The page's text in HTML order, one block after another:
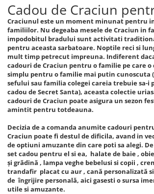
Cadou de Craciun
Craciunul este un moment minunat pentru
familiilor. Nu degeaba mesele de Craciun in
impodobitul bradului sunt activitati
pentru aceasta sarbatoare. Noptile reci si
mult timp petrecut impreuna. Indiferent
cadouri de Craciun pentru o familie pe care o
simplu pentru o familie mai putin cunoscuta
sefului sau familia colegei careia trebuie sa-i
cadou de Secret Santa), aceasta colectie
cadouri de Craciun poate asigura un sezon
amintit pentru totdeauna.
Decizia de a comanda anumite cadouri
Craciun poate fi destul de dificila, avand in
de optiuni amuzante din care poti sa alegi.
set cadou pentru el si ea, halate de baie ,
și grădină , lampa veghe bebelusi si copii ,
trandafir placat cu aur , cană personalizată
de îngrijire personală, aici gasesti o sursa
utile si amuzante.